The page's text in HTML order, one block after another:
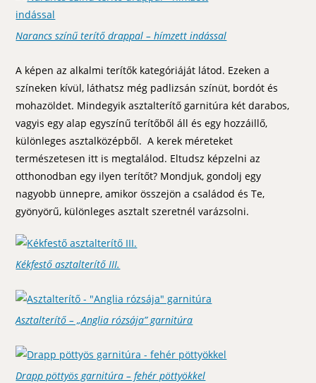
Narancs színű terítő drappal – hímzett indással
A képen az alkalmi terítők kategóriáját látod. Ezeken a
színeken kívül, láthatsz még padlizsán színüt, bordót és
mohazöldet. Mindegyik asztalterítő garnitúra két darabos,
vagyis egy alap egyszínű terítőből áll és egy hozzáillő,
különleges asztalközépből. A kerek méreteket
természetesen itt is megtalálod. Eltudsz képzelni az
otthonodban egy ilyen terítőt? Mondjuk, gondolj egy
nagyobb ünnepre, amikor összejön a családod és Te,
gyönyörű, különleges asztalt szeretnél varázsolni.
Kékfestő asztalterítő III.
Asztalterítő – „Anglia rózsája” garnitúra
Drapp pöttyös garnitúra – fehér pöttyökkel